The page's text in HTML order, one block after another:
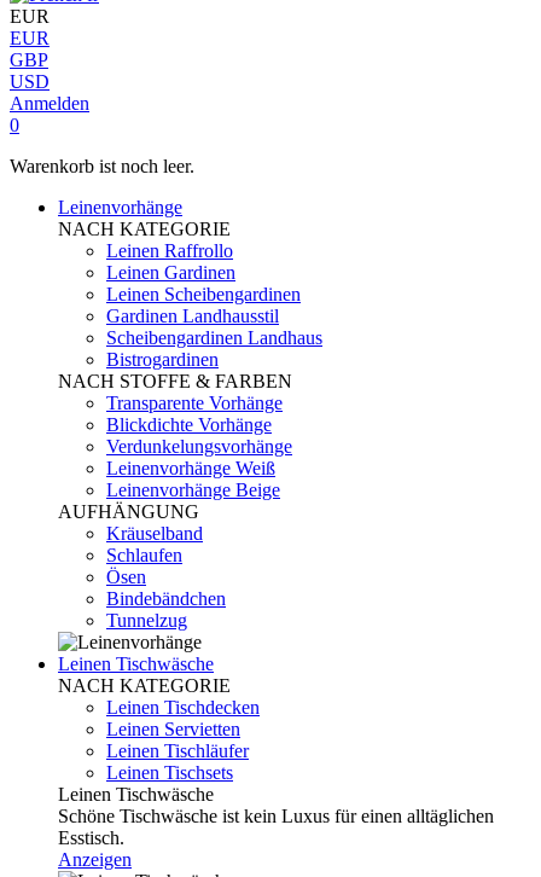
EUR
EUR
GBP
USD
Anmelden
0
Warenkorb ist noch leer.
Leinenvorhänge
NACH KATEGORIE
Leinen Raffrollo
Leinen Gardinen
Leinen Scheibengardinen
Gardinen Landhausstil
Scheibengardinen Landhaus
Bistrogardinen
NACH STOFFE & FARBEN
Transparente Vorhänge
Blickdichte Vorhänge
Verdunkelungsvorhänge
Leinenvorhänge Weiß
Leinenvorhänge Beige
AUFHÄNGUNG
Kräuselband
Schlaufen
Ösen
Bindebändchen
Tunnelzug
Leinen Tischwäsche
NACH KATEGORIE
Leinen Tischdecken
Leinen Servietten
Leinen Tischläufer
Leinen Tischsets
Leinen Tischwäsche
Schöne Tischwäsche ist kein Luxus für einen alltäglichen
Esstisch.
Anzeigen